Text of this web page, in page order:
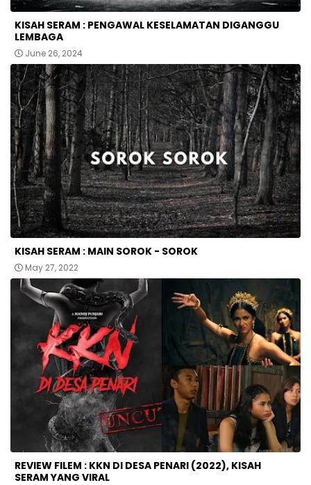
KISAH SERAM : PENGAWAL KESELAMATAN DIGANGGU
LEMBAGA
June 26, 2024
KISAH SERAM : MAIN SOROK - SOROK
May 27, 2022
REVIEW FILEM : KKN DI DESA PENARI (2022), KISAH
SERAM YANG VIRAL